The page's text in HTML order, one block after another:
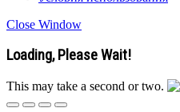
Close Window
Loading, Please Wait!
This may take a second or two.